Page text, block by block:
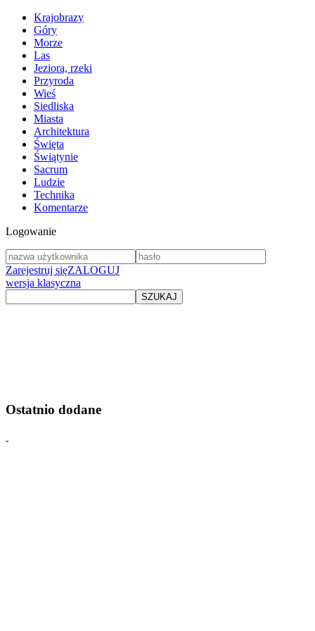
Krajobrazy
Góry
Morze
Las
Jeziora, rzeki
Przyroda
Wieś
Siedliska
Miasta
Architektura
Święta
Świątynie
Sacrum
Ludzie
Technika
Komentarze
Logowanie
Zarejestruj sięZALOGUJ
wersja klasyczna
Ostatnio dodane